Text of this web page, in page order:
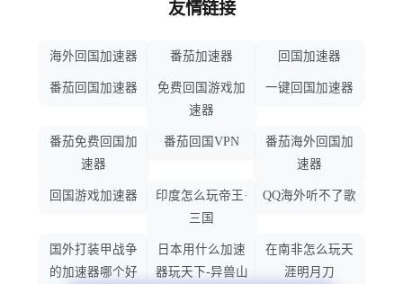
友情链接
海外回国加速器 番茄加速器 回国加速器
番茄回国加速器
免费回国游戏加
速器
一键回国加速器
番茄免费回国加
速器
番茄回国VPN
番茄海外回国加
速器
回国游戏加速器
印度怎么玩帝王·
三国
QQ海外听不了歌
国外打装甲战争
的加速器哪个好
日本用什么加速
器玩天下-异兽山
在南非怎么玩天
涯明月刀